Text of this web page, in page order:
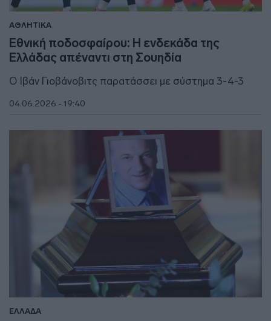
ΑΘΛΗΤΙΚΑ
Εθνική ποδοσφαίρου: Η ενδεκάδα της
Ελλάδας απέναντι στη Σουηδία
Ο Ιβάν Γιοβάνοβιτς παρατάσσει με σύστημα 3-4-3
04.06.2026 - 19:40
ΕΛΛΑΔΑ